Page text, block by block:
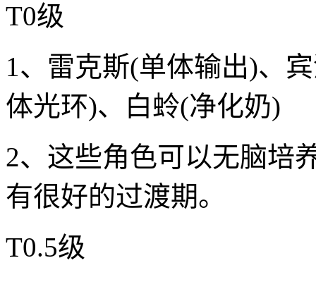
T0级
1、雷克斯(单体输出)、
体光环)、白蛉(净化奶)
2、这些角色可以无脑培
有很好的过渡期。
T0.5级